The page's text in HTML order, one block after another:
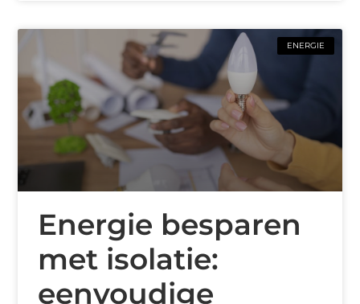
ENERGIE
Energie besparen
met isolatie:
eenvoudige